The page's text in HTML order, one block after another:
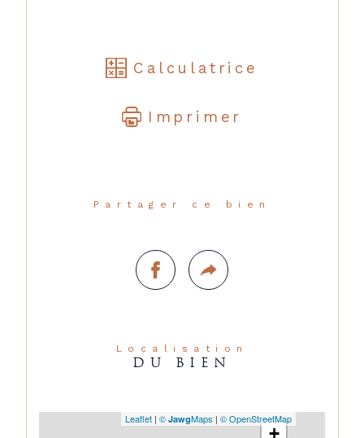
Calculatrice
Imprimer
Partager ce bien
Localisation
DU BIEN
+
Leaflet | © JawgMaps | © OpenStreetMap